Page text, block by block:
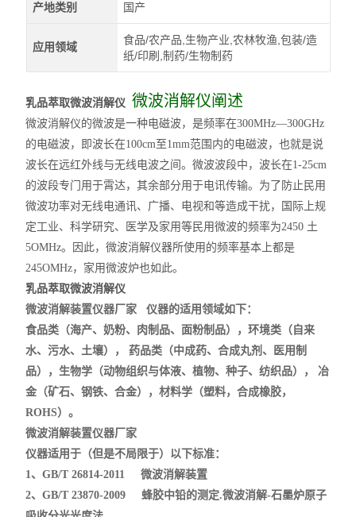
产地类别 国产
应用领域
食品/农产品,生物产业,农林牧渔,包装/造
纸/印刷,制药/生物制药
乳品萃取微波消解仪微波消解仪阐述
微波消解仪的微波是一种电磁波，是频率在300MHz—300GHz
的电磁波，即波长在100cm至1mm范围内的电磁波，也就是说
波长在远红外线与无线电波之间。微波波段中，波长在1-25cm
的波段专门用于霄达，其余部分用于电讯传输。为了防止民用
微波功率对无线电通讯、广播、电视和等造成干扰，国际上规
定工业、科学研究、医学及家用等民用微波的频率为2450 土
5OMHz。因此，微波消解仪器所使用的频率基本上都是
245OMHz，家用微波炉也如此。
乳品萃取微波消解仪
微波消解装置仪器厂家 仪器的适用领域如下：
食品类（海产、奶粉、肉制品、面粉制品），环境类（自来
水、污水、土壤）， 药品类（中成药、合成丸剂、医用制
品），生物学（动物组织与体液、植物、种子、纺织品）， 冶
金（矿石、钢铁、合金），材料学（塑料，合成橡胶，
ROHS）。
微波消解装置仪器厂家
仪器适用于（但是不局限于）以下标准：
1、GB/T 26814-2011 微波消解装置
2、GB/T 23870-2009 蜂胶中铅的测定.微波消解-石墨炉原子